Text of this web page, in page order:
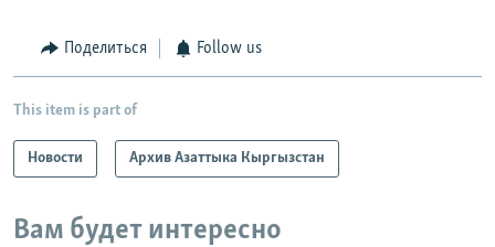
Поделиться Follow us
This item is part of
Новости Архив Азаттыка Кыргызстан
Вам будет интересно